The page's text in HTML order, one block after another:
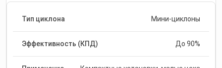
Мини-циклоны
До 90%